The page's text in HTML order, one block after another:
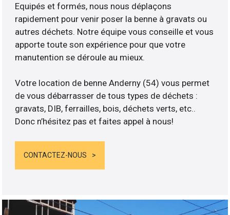
Equipés et formés, nous nous déplaçons
rapidement pour venir poser la benne à gravats ou
autres déchets. Notre équipe vous conseille et vous
apporte toute son expérience pour que votre
manutention se déroule au mieux.
Votre location de benne Anderny (54) vous permet
de vous débarrasser de tous types de déchets :
gravats, DIB, ferrailles, bois, déchets verts, etc..
Donc n’hésitez pas et faites appel à nous!
CONTACTEZ-NOUS